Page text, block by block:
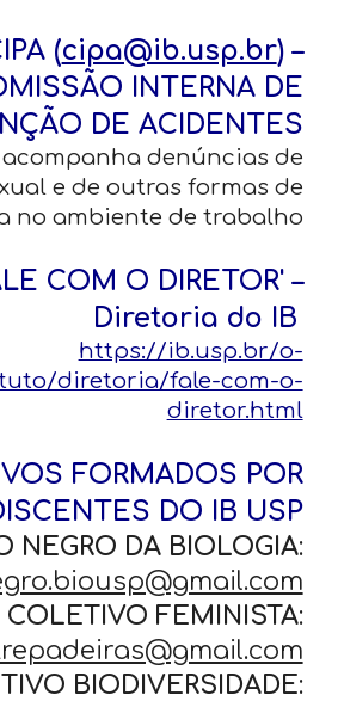
(cipa@ib.usp.br) –
INTERNA DE
DE ACIDENTES
acompanha denúncias de
e de outras formas de
no ambiente de trabalho
COM O DIRETOR' –
Diretoria do IB
https://ib.usp.br/o-
diretoria/fale-com-o-
diretor.html
FORMADOS POR
DO IB USP
NEGRO DA BIOLOGIA:
COLETIVO FEMINISTA:
BIODIVERSIDADE: